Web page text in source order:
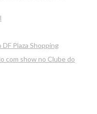
Plaza Shopping
com show no Clube do